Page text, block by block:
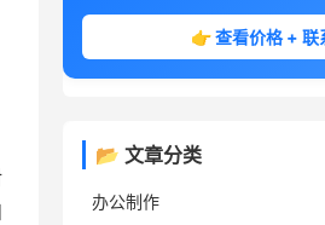
👉 查看价格 + 联
📂 文章分类
办公制作